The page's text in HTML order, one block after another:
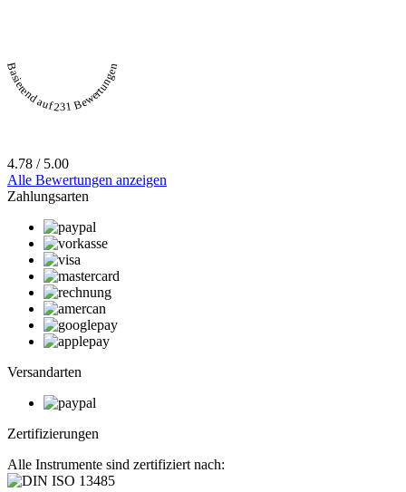
Basierend auf 231 Bewertungen
4.78 / 5.00
Alle Bewertungen anzeigen
Zahlungsarten
Versandarten
Zertifizierungen
Alle Instrumente sind zertifiziert nach: